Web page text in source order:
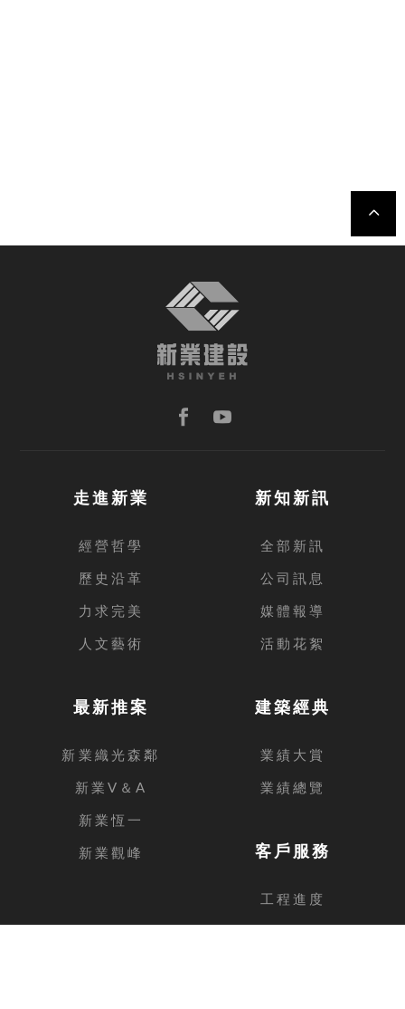
走進新業
經營哲學
歷史沿革
力求完美
人文藝術
新知新訊
全部新訊
公司訊息
媒體報導
活動花絮
最新推案
新業織光森鄰
新業V＆A
新業恆一
新業觀峰
建築經典
業績大賞
業績總覽
客戶服務
工程進度